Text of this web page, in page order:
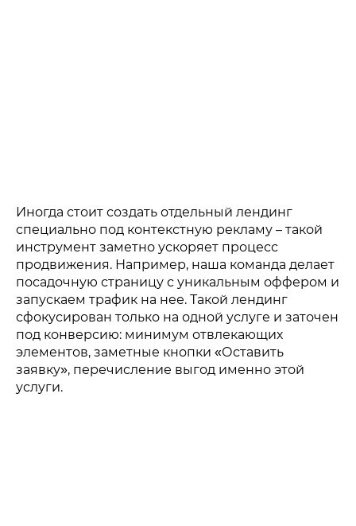
Иногда стоит создать отдельный лендинг
специально под контекстную рекламу – такой
инструмент заметно ускоряет процесс
продвижения. Например, наша команда делает
посадочную страницу с уникальным оффером и
запускаем трафик на нее. Такой лендинг
сфокусирован только на одной услуге и заточен
под конверсию: минимум отвлекающих
элементов, заметные кнопки «Оставить
заявку», перечисление выгод именно этой
услуги.